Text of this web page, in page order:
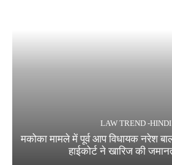
LAW TREND -HINDI
मकोका मामले में पूर्व आप विधायक नरेश
हाईकोर्ट ने खारिज की